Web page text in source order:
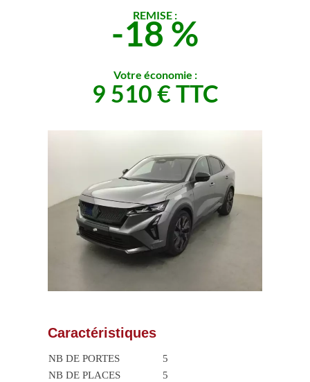
REMISE :
-18 %
Votre économie :
9 510 € TTC
Caractéristiques
NB DE PORTES
5
NB DE PLACES
5